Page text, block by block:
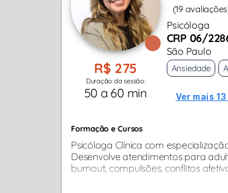
(19
Psicóloga
CRP 06/
São Paulo
R$ 275
Duração da sessão:
50 a 60 min
Ansiedade
Ver mais
Formação e Cursos
Psicóloga Clínica com
Desenvolve atendimentos para
burnout, compulsões, conflitos